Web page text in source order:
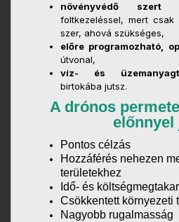
növényvédő szert
foltkezeléssel, mert
szer, ahová szükséges,
előre programozható,
útvonal,
víz- és
birtokába jutsz.
A drónos
előnnyel
Pontos célzás
Hozzáférés nehezen
területekhez
Idő- és
Csökkentett környezeti
Nagyobb rugalmasság